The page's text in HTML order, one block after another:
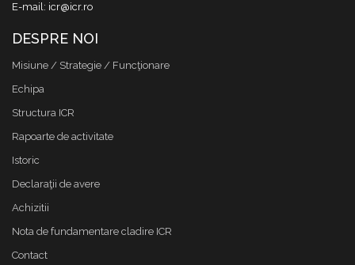
E-mail: icr@icr.ro
DESPRE NOI
Misiune / Strategie / Funcţionare
Echipa
Structura ICR
Rapoarte de activitate
Istoric
Declaraţii de avere
Achizitii
Nota de fundamentare cladire ICR
Contact